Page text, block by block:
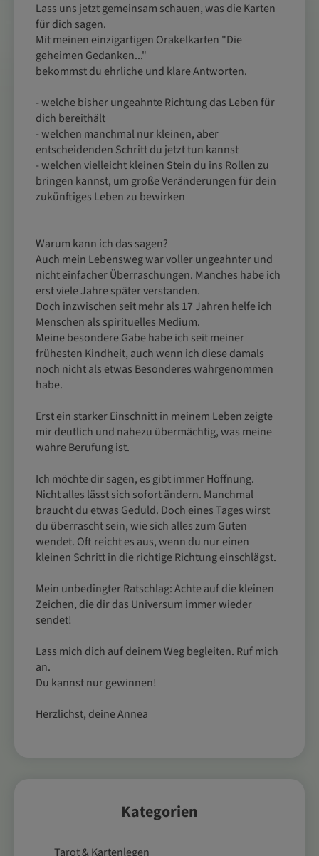
Lass uns jetzt gemeinsam schauen, was die Karten
für dich sagen.
Mit meinen einzigartigen Orakelkarten "Die
geheimen Gedanken..."
bekommst du ehrliche und klare Antworten.
- welche bisher ungeahnte Richtung das Leben für
dich bereithält
- welchen manchmal nur kleinen, aber
entscheidenden Schritt du jetzt tun kannst
- welchen vielleicht kleinen Stein du ins Rollen zu
bringen kannst, um große Veränderungen für dein
zukünftiges Leben zu bewirken
Warum kann ich das sagen?
Auch mein Lebensweg war voller ungeahnter und
nicht einfacher Überraschungen. Manches habe ich
erst viele Jahre später verstanden.
Doch inzwischen seit mehr als 17 Jahren helfe ich
Menschen als spirituelles Medium.
Meine besondere Gabe habe ich seit meiner
frühesten Kindheit, auch wenn ich diese damals
noch nicht als etwas Besonderes wahrgenommen
habe.
Erst ein starker Einschnitt in meinem Leben zeigte
mir deutlich und nahezu übermächtig, was meine
wahre Berufung ist.
Ich möchte dir sagen, es gibt immer Hoffnung.
Nicht alles lässt sich sofort ändern. Manchmal
braucht du etwas Geduld. Doch eines Tages wirst
du überrascht sein, wie sich alles zum Guten
wendet. Oft reicht es aus, wenn du nur einen
kleinen Schritt in die richtige Richtung einschlägst.
Mein unbedingter Ratschlag: Achte auf die kleinen
Zeichen, die dir das Universum immer wieder
sendet!
Lass mich dich auf deinem Weg begleiten. Ruf mich
an.
Du kannst nur gewinnen!
Herzlichst, deine Annea
Kategorien
Tarot & Kartenlegen